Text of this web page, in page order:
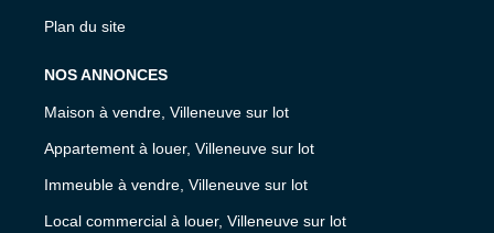
Plan du site
NOS ANNONCES
Maison à vendre, Villeneuve sur lot
Appartement à louer, Villeneuve sur lot
Immeuble à vendre, Villeneuve sur lot
Local commercial à louer, Villeneuve sur lot